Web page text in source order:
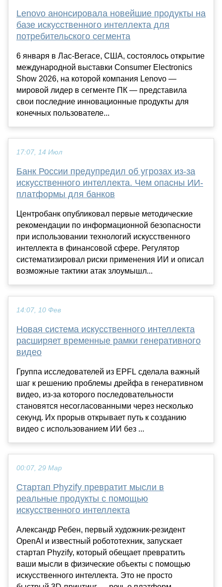
Lenovo анонсировала новейшие продукты на
базе искусственного интеллекта для
потребительского сегмента
6 января в Лас-Вегасе, США, состоялось открытие
международной выставки Consumer Electronics
Show 2026, на которой компания Lenovo —
мировой лидер в сегменте ПК — представила
свои последние инновационные продукты для
конечных пользователе...
17:07, 14 Июл
Банк России предупредил об угрозах из-за
искусственного интеллекта. Чем опасны ИИ-
платформы для банков
Центробанк опубликовал первые методические
рекомендации по информационной безопасности
при использовании технологий искусственного
интеллекта в финансовой сфере. Регулятор
систематизировал риски применения ИИ и описал
возможные тактики атак злоумышл...
14:07, 10 Фев
Новая система искусственного интеллекта
расширяет временные рамки генеративного
видео
Группа исследователей из EPFL сделала важный
шаг к решению проблемы дрейфа в генеративном
видео, из-за которого последовательности
становятся несогласованными через несколько
секунд. Их прорыв открывает путь к созданию
видео с использованием ИИ без ...
00:07, 29 Мар
Стартап Phyzify превратит мысли в
реальные продукты с помощью
искусственного интеллекта
Александр Ребен, первый художник-резидент
OpenAI и известный робототехник, запускает
стартап Phyzify, который обещает превратить
ваши мысли в физические объекты с помощью
искусственного интеллекта. Это не просто